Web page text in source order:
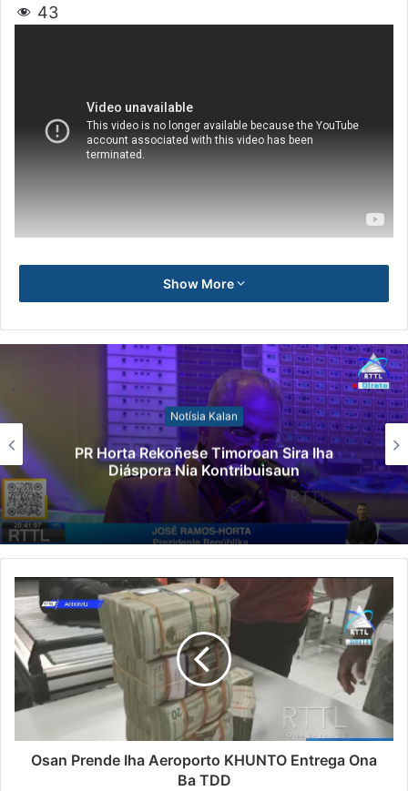
43
Show More
Notísia Kalan
PR Horta Rekoñese Timoroan Sira Iha
Diáspora Nia Kontribuisaun
Osan Prende Iha Aeroporto KHUNTO Entrega Ona
Ba TDD